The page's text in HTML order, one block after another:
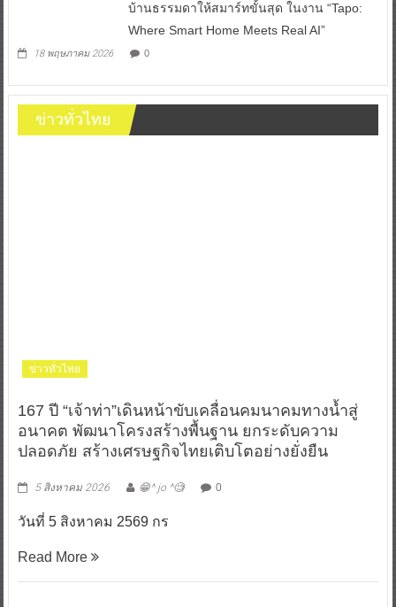
บ้านธรรมดาให้สมาร์ทขั้นสุด ในงาน “Tapo:
Where Smart Home Meets Real AI”
18 พฤษภาคม 2026 0
ข่าวทั่วไทย
ข่าวทั่วไทย
167 ปี “เจ้าท่า”เดินหน้าขับเคลื่อนคมนาคมทางน้ำสู่
อนาคต พัฒนาโครงสร้างพื้นฐาน ยกระดับความ
ปลอดภัย สร้างเศรษฐกิจไทยเติบโตอย่างยั่งยืน
5 สิงหาคม 2026 😁^ jo ^🧐 0
วันที่ 5 สิงหาคม 2569 กร
Read More